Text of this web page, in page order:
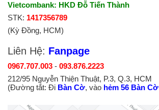
Vietcombank: HKD Đỗ Tiến Thành
STK: 1417356789
(Kỳ Đồng, HCM)
Liên Hệ: Fanpage
0967.707.003 - 093.876.2223
212/95 Nguyễn Thiện Thuật, P.3, Q.3, HCM
(Đường tắt: Đi Bàn Cờ, vào hẻm 56 Bàn Cờ